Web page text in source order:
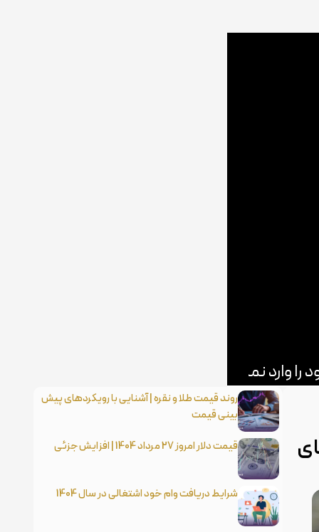
روند قیمت طلا و نقره | آشنایی با رویکردهای پیش
بینی قیمت
قیمت دلار امروز 27 مرداد 1404 | افزایش جزئی
شرایط دریافت وام خود اشتغالی در سال 1404